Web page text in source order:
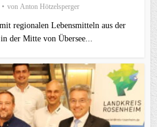
von Anton Hötzelsperger
regionalen Lebensmitteln aus der
der Mitte von Übersee...